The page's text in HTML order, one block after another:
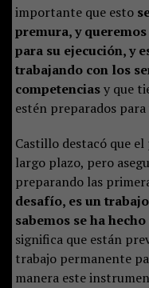
importante que esto
premura, y
para su ejecución, y
trabajando con los
competenciasy que
estén preparados
Castillo destacó que
largo plazo, pero
preparando las
desafío, es un
sabemos se ha
significa que están
trabajo permanente
manera este